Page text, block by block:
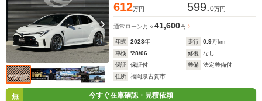
612万円 599.0万円
通常ローン 月々41,600円
年式 2023年 走行 0.9万km
車検
'28/06 修復
なし
保証
保証付 整備
法定整備付
住所
福岡県古賀市
無
今すぐ在庫確認・見積依頼